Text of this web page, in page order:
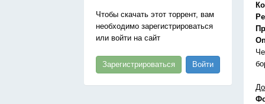
Чтобы скачать этот торрент, вам
необходимо зарегистрироваться
или войти на сайт
Зарегистрироваться Войти